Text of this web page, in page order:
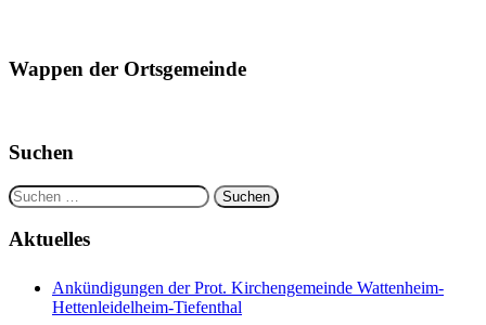
Wappen der Ortsgemeinde
Suchen
Suchen
nach:
Aktuelles
Ankündigungen der Prot. Kirchengemeinde Wattenheim-
Hettenleidelheim-Tiefenthal